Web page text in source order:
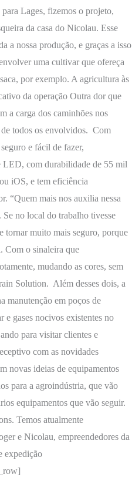
Lages, fizemos o projeto,
da casa do Nicolau. Esse
a nossa produção, e graças a isso
uma cultivar que ofereça
por exemplo. A agricultura às
da operação Outra dor que
a carga dos caminhões nos
de todos os envolvidos. Com
e fácil de fazer,
LED, com durabilidade de 55 mil
iOS, e tem eficiência
“Quem mais nos auxilia nessa
no local do trabalho tivesse
tornar muito mais seguro, porque
Com o sinaleira que
mudando as cores, sem
Solution. Além desses dois, a
manutenção em poços de
e gases nocivos existentes no
para visitar clientes e
com as novidades
novas ideias de equipamentos
para a agroindústria, que vão
equipamentos que vão seguir.
Temos atualmente
e Nicolau, empreendedores da
expedição